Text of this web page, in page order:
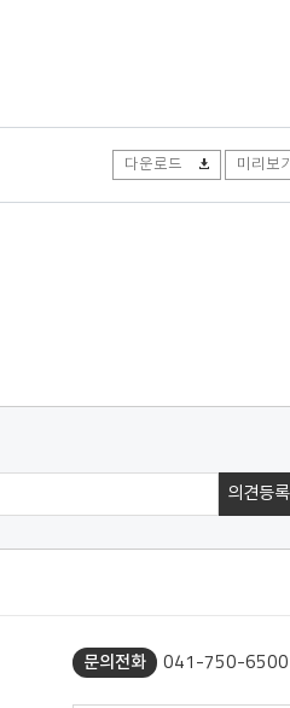
다운로드 미리보기
문의전화 041-750-6500